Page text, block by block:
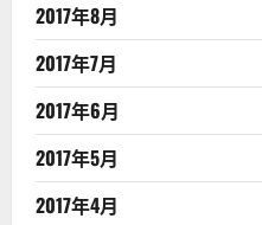
2017年8月
2017年7月
2017年6月
2017年5月
2017年4月